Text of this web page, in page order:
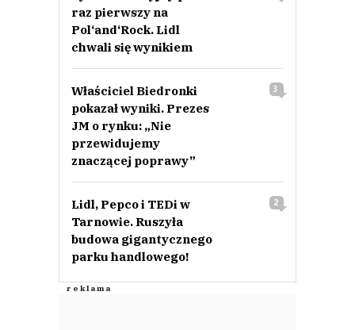
raz pierwszy na
Pol‘and‘Rock. Lidl
chwali się wynikiem
Właściciel Biedronki
pokazał wyniki. Prezes
JM o rynku: „Nie
przewidujemy
znaczącej poprawy”
3
Lidl, Pepco i TEDi w
Tarnowie. Ruszyła
budowa gigantycznego
parku handlowego!
2